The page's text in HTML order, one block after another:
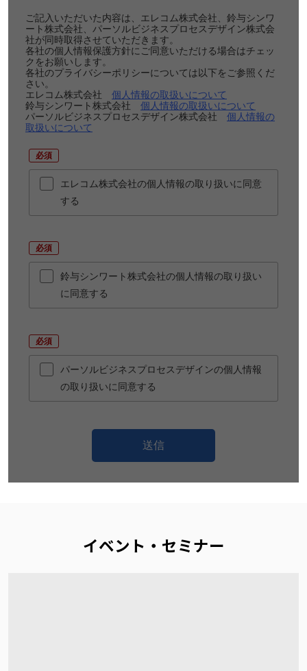
ご記入いただいた内容は、エレコム株式会社、鈴与シンワ
ート株式会社、パーソルビジネスプロセスデザイン株式会
社が同時取得させていただきます。
各社の個人情報保護方針にご同意いただける場合はチェッ
クをお願いします。
各社のプライバシーポリシーについては以下をご参照くだ
さい。
エレコム株式会社
個人情報の取扱いについて
鈴与シンワート株式会社
個人情報の取扱いについて
パーソルビジネスプロセスデザイン株式会社
個人情報の
取扱いについて
エレコム株式会社の個人情報の取り扱いに同意
する
鈴与シンワート株式会社の個人情報の取り扱い
に同意する
パーソルビジネスプロセスデザインの個人情報
の取り扱いに同意する
送信
イベント・セミナー